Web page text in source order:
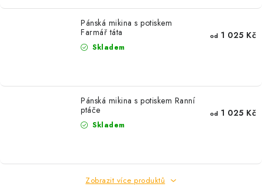
Pánská mikina s potiskem
Farmář táta
Skladem
od 1 025 Kč
Pánská mikina s potiskem Ranní
ptáče
Skladem
od 1 025 Kč
Zobrazit více produktů